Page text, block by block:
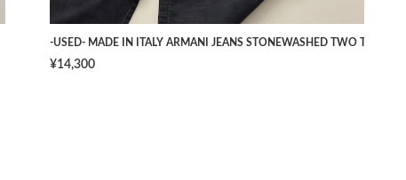
-USED- MADE IN ITALY ARMANI JEANS STONEWASHED TWO TUCK
¥14,300